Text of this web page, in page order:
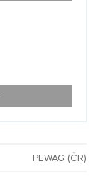
PEWAG (ČR)